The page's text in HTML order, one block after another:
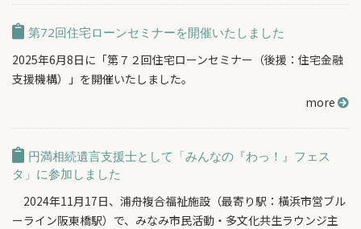
第72回住宅ローンセミナーを開催いたしました
2025年6月8日に「第７２回住宅ローンセミナー（後援：住宅金融
支援機構）」を開催いたしました。
more
円満相続遺言支援士として「みんなの『わっ！』フェス
タ」に参加しました
2024年11月17日、浦舟複合福祉施設（最寄り駅：橫浜市営ブル
ーライン阪東橋駅）で、みなみ市民活動・多文化共生ラウンジ主